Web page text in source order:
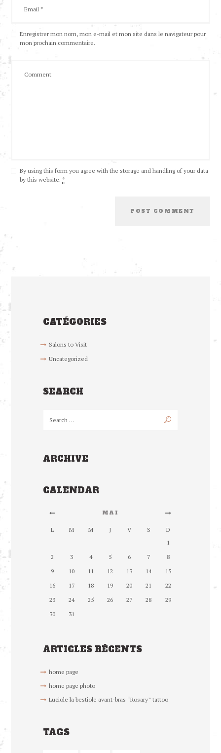
Enregistrer mon nom, mon e-mail et mon site dans le navigateur pour
mon prochain commentaire.
By using this form you agree with the storage and handling of your data
by this website. *
CATÉGORIES
Salons to Visit
Uncategorized
SEARCH
ARCHIVE
CALENDAR
MAI
L M M J V S
D
1
2
3 4 5 6 7
8
9
10 11 12 13 14
15
16
17 18 19 20 21
22
23
24 25 26 27 28
29
30
31
ARTICLES RÉCENTS
home page
home page photo
Luciole la bestiole avant-bras “Rosary” tattoo
TAGS